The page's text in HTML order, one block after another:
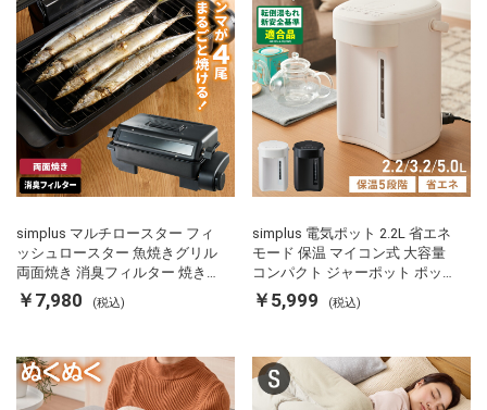
simplus マルチロースター フィ
ッシュロースター 魚焼きグリル
両面焼き 消臭フィルター 焼き魚
両面ヒーター タイマー付き SP-
FRS01 マットブラック シンプラ
￥7,980 (税込)
simplus 電気ポット 2.2L 省エネ
モード 保温 マイコン式 大容量
コンパクト ジャーポット ポット
カルキ抜き 空焚き防止 温度調節
軽量 SP-PD22 シンプラス
￥5,999 (税込)